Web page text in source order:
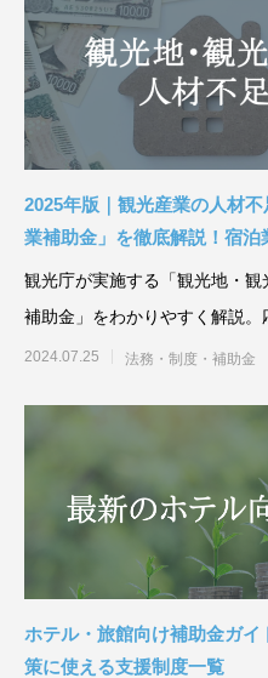
2025年版｜観光産業の人材
業補助金」を徹底解説！宿
最新支援制度
観光庁が実施する「観光地・
補助金」をわかりやすく解説
フローを整理し、宿泊業
2024.07.25 法務・制度・補助金
ホテル・旅館向け補助金ガ
策に使える支援制度一覧